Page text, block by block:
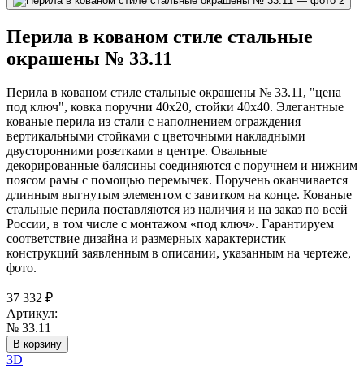
Перила в кованом стиле стальные
окрашены № 33.11
Перила в кованом стиле стальные окрашены № 33.11, "цена
под ключ", ковка поручни 40х20, стойки 40х40. Элегантные
кованые перила из стали с наполнением ограждения
вертикальными стойками с цветочными накладными
двусторонними розетками в центре. Овальные
декорированные балясины соединяются с поручнем и нижним
поясом рамы с помощью перемычек. Поручень оканчивается
длинным выгнутым элементом с завитком на конце. Кованые
стальные перила поставляются из наличия и на заказ по всей
России, в том числе с монтажом «под ключ». Гарантируем
соответствие дизайна и размерных характеристик
конструкций заявленным в описании, указанным на чертеже,
фото.
37 332 ₽
Артикул:
№ 33.11
В корзину
3D